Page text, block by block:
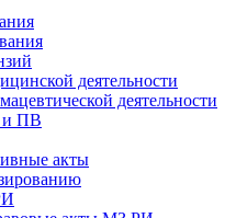
деятельности
деятельности
и ПВ
акты